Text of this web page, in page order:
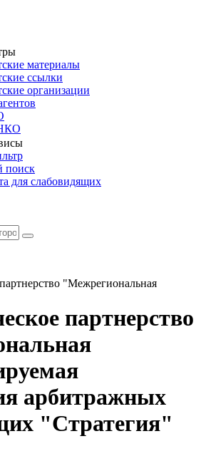
материалы
ссылки
организации
поиск
для слабовидящих
"Межрегиональная
партнерство
арбитражных
"Стратегия"